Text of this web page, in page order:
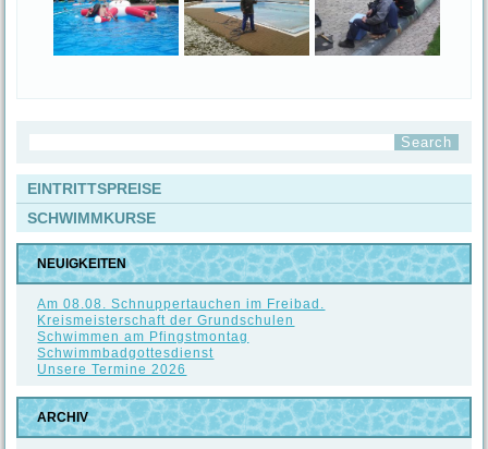
EINTRITTSPREISE
SCHWIMMKURSE
NEUIGKEITEN
Am 08.08. Schnuppertauchen im Freibad.
Kreismeisterschaft der Grundschulen
Schwimmen am Pfingstmontag
Schwimmbadgottesdienst
Unsere Termine 2026
ARCHIV